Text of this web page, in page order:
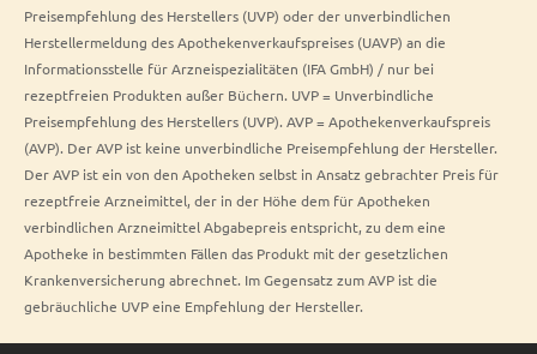
Preisempfehlung des Herstellers (UVP) oder der unverbindlichen
Herstellermeldung des Apothekenverkaufspreises (UAVP) an die
Informationsstelle für Arzneispezialitäten (IFA GmbH) / nur bei
rezeptfreien Produkten außer Büchern. UVP = Unverbindliche
Preisempfehlung des Herstellers (UVP). AVP = Apothekenverkaufspreis
(AVP). Der AVP ist keine unverbindliche Preisempfehlung der Hersteller.
Der AVP ist ein von den Apotheken selbst in Ansatz gebrachter Preis für
rezeptfreie Arzneimittel, der in der Höhe dem für Apotheken
verbindlichen Arzneimittel Abgabepreis entspricht, zu dem eine
Apotheke in bestimmten Fällen das Produkt mit der gesetzlichen
Krankenversicherung abrechnet. Im Gegensatz zum AVP ist die
gebräuchliche UVP eine Empfehlung der Hersteller.